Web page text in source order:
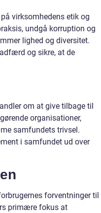
virksomhedens etik og
undgå korruption og
lighed og diversitet.
og sikre, at de
om at give tilbage til
organisationer,
samfundets trivsel.
i samfundet ud over
forventninger til
primære fokus at